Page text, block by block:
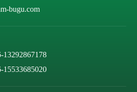
bugu.com
15533685020